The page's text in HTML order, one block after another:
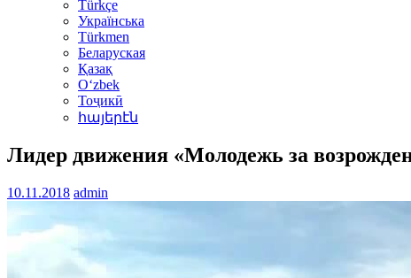
Türkçe
Українська
Türkmen
Беларуская
Қазақ
Oʻzbek
Тоҷикӣ
հայերէն
Лидер движения «Молодежь за
10.11.2018 admin